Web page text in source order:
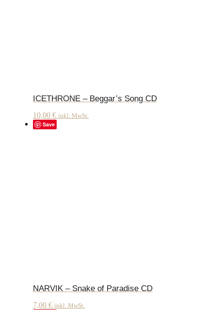
ICETHRONE – Beggar’s Song CD
10,00 € inkl. MwSt.
Save
NARVIK – Snake of Paradise CD
7,00 € inkl. MwSt.